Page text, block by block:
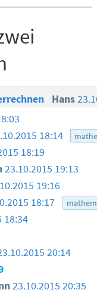
Hans
18:14
18:19
23.10.2015 19:13
19:16
18:17
18:34
20:14
23.10.2015 20:35